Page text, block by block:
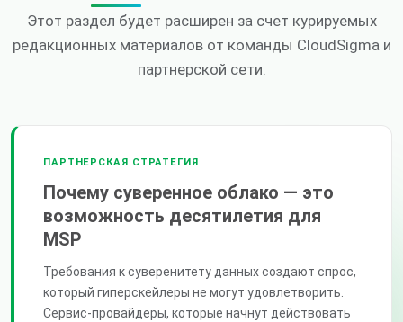
Этот раздел будет расширен за счет курируемых
редакционных материалов от команды CloudSigma и
партнерской сети.
ПАРТНЕРСКАЯ СТРАТЕГИЯ
Почему суверенное облако — это
возможность десятилетия для
MSP
Требования к суверенитету данных создают спрос,
который гиперскейлеры не могут удовлетворить.
Сервис-провайдеры, которые начнут действовать